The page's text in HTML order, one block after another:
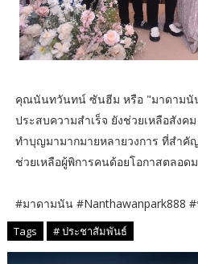
คุณนันทวันทน์ ซันฮีม หรือ "มาดามนั
ประสบความสำเร็จ ยังช่วยเหลือสังค
ทำบุญมามากมายหลายวงการ ที่สำคั
ช่วยเหลือผู้พิการคนด้อยโอกาสตลอด
#มาดามนัน #Nanthawanpark888
Tags # ประชาสัมพันธ์